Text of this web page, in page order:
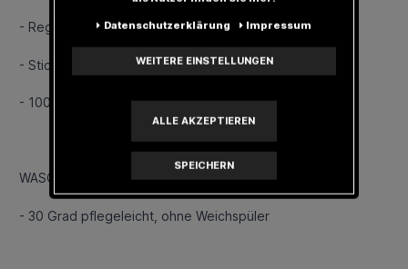
- Regular Fit
- Stick Logo
- 100% Pima-Baumwolle
WASCHHINWEISE
- 30 Grad pflegeleicht, ohne Weichspüler
Daten­schutz­erklärung Impressum
WEITERE EINSTELLUNGEN
ALLE AKZEPTIEREN
SPEICHERN